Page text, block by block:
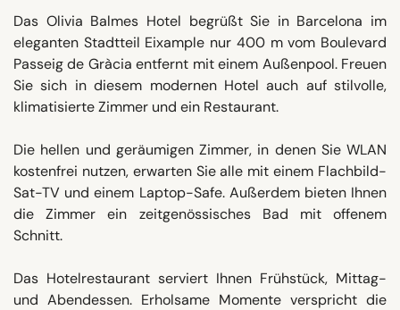
Das Olivia Balmes Hotel begrüßt Sie in Barcelona im
eleganten Stadtteil Eixample nur 400 m vom Boulevard
Passeig de Gràcia entfernt mit einem Außenpool. Freuen
Sie sich in diesem modernen Hotel auch auf stilvolle,
klimatisierte Zimmer und ein Restaurant.
Die hellen und geräumigen Zimmer, in denen Sie WLAN
kostenfrei nutzen, erwarten Sie alle mit einem Flachbild-
Sat-TV und einem Laptop-Safe. Außerdem bieten Ihnen
die Zimmer ein zeitgenössisches Bad mit offenem
Schnitt.
Das Hotelrestaurant serviert Ihnen Frühstück, Mittag-
und Abendessen. Erholsame Momente verspricht die